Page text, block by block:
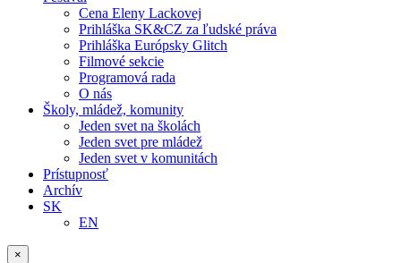
Cena Eleny Lackovej
Prihláška SK&CZ za ľudské práva
Prihláška Európsky Glitch
Filmové sekcie
Programová rada
O nás
Školy, mládež, komunity
Jeden svet na školách
Jeden svet pre mládež
Jeden svet v komunitách
Prístupnosť
Archív
SK
EN
×